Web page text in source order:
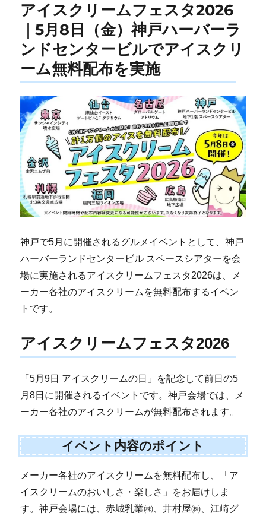
アイスクリームフェスタ2026
｜5月8日（金）神戸ハーバーラ
ンドセンタービルでアイスクリ
ーム無料配布を実施
神戸で5月に開催されるグルメイベントとして、神戸
ハーバーランドセンタービル スペースシアターを会
場に実施されるアイスクリームフェスタ2026は、メ
ーカー各社のアイスクリームを無料配布するイベン
トです。
アイスクリームフェスタ2026
「5月9日 アイスクリームの日」を記念して前日の5
月8日に開催されるイベントです。神戸会場では、メ
ーカー各社のアイスクリームが無料配布されます。
イベント内容のポイント
メーカー各社のアイスクリームを無料配布し、「ア
イスクリームのおいしさ・楽しさ」をお届けしま
す。神戸会場には、赤城乳業㈱、井村屋㈱、江崎グ